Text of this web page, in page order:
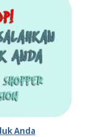
Anda